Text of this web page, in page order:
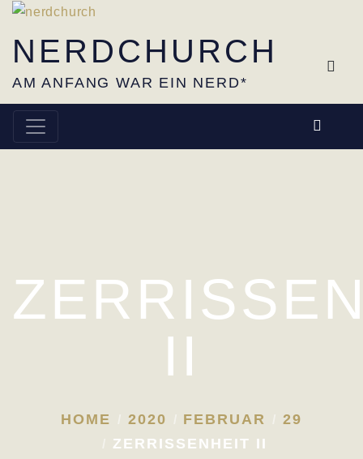
Skip
content
NERDCHURCH
AM ANFANG WAR EIN NERD*
II
HOME 2020 FEBRUAR
29
ZERRISSENHEIT II